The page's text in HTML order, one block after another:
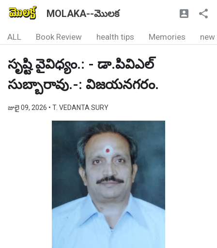
MOLAKA--మొలక
ALL Book Review health tips Memories new
సృష్టి వైవిధ్యం.: - డా.పివిఎల్
సుబ్బారావు.-: విజయనగరం.
జులై 09, 2026 • T. VEDANTA SURY